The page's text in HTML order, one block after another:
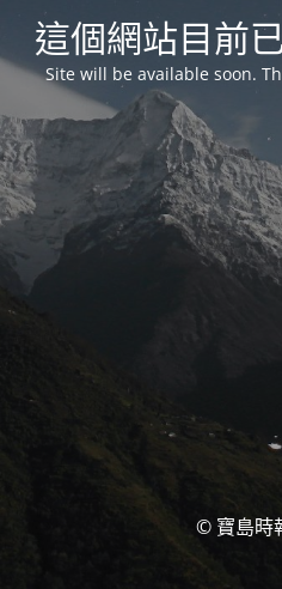
這個網站目前
Site will be available soon.
© 寶島時